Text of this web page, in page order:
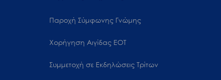
Παροχή Σύμφωνης Γνώμης
Χορήγηση Αιγίδας ΕΟΤ
Συμμετοχή σε Εκδηλώσεις Τρίτων